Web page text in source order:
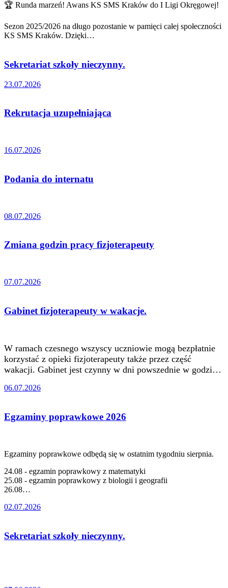
🏆 Runda marzeń! Awans KS SMS Kraków do I Ligi Okręgowej!
Sezon 2025/2026 na długo pozostanie w pamięci całej społeczności
KS SMS Kraków. Dzięki…
Sekretariat szkoły nieczynny.
23.07.2026
Rekrutacja uzupełniająca
16.07.2026
Podania do internatu
08.07.2026
Zmiana godzin pracy fizjoterapeuty
07.07.2026
Gabinet fizjoterapeuty w wakacje.
W ramach czesnego wszyscy uczniowie mogą bezpłatnie
korzystać z opieki fizjoterapeuty także przez część
wakacji. Gabinet jest czynny w dni powszednie w godzi…
06.07.2026
Egzaminy poprawkowe 2026
Egzaminy poprawkowe odbędą się w ostatnim tygodniu sierpnia.
24.08 - egzamin poprawkowy z matematyki
25.08 - egzamin poprawkowy z biologii i geografii
26.08…
02.07.2026
Sekretariat szkoły nieczynny.